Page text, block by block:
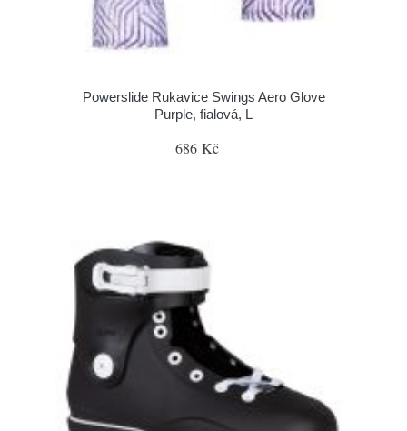
Powerslide Rukavice Swings Aero Glove
Purple, fialová, L
686 Kč